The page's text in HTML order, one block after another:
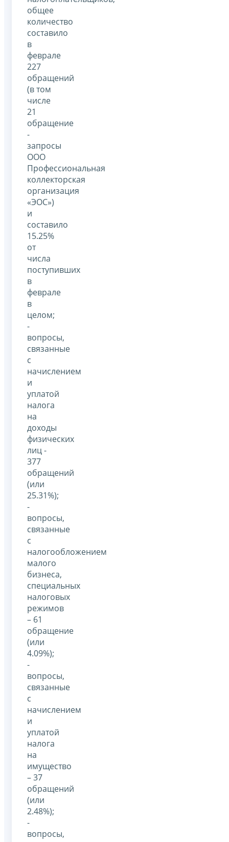
общее
количество
составило
в
феврале
227
обращений
(в том
числе
21
обращение
-
запросы
ООО
Профессиональная
коллекторская
организация
«ЭОС»)
и
составило
15.25%
от
числа
поступивших
в
феврале
в
целом;
-
вопросы,
связанные
с
начислением
и
уплатой
налога
на
доходы
физических
лиц -
377
обращений
(или
25.31%);
-
вопросы,
связанные
с
налогообложением
малого
бизнеса,
специальных
налоговых
режимов
– 61
обращение
(или
4.09%);
-
вопросы,
связанные
с
начислением
и
уплатой
налога
на
имущество
– 37
обращений
(или
2.48%);
-
вопросы,